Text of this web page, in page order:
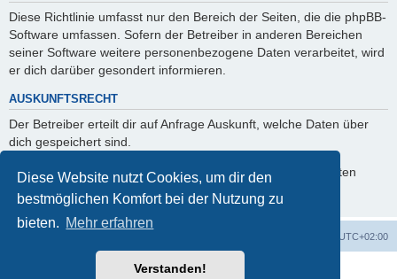
Diese Website nutzt Cookies, um dir den
bestmöglichen Komfort bei der Nutzung zu
bieten. Mehr erfahren
Verstanden!
Diese Richtlinie umfasst nur den Bereich der Seiten, die die phpBB-
Software umfassen. Sofern der Betreiber in anderen Bereichen
seiner Software weitere personenbezogene Daten verarbeitet, wird
er dich darüber gesondert informieren.
AUSKUNFTSRECHT
Der Betreiber erteilt dir auf Anfrage Auskunft, welche Daten über
dich gespeichert sind.
Du kannst jederzeit die Löschung bzw. Sperrung deiner Daten
verlangen. Kontaktiere hierzu bitte den Betreiber.
UTC+02:00
Powered byphpBB® Forum Software © phpBB Limited